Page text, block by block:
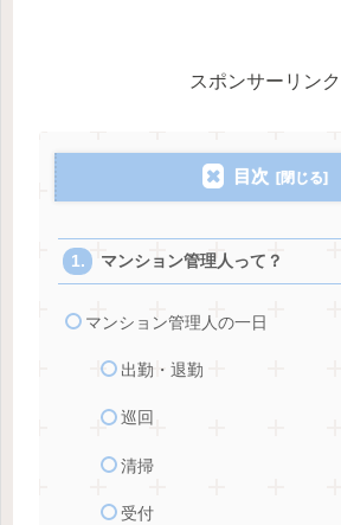
スポンサーリンク
目次
マンション管理人って？
マンション管理人の一日
出勤・退勤
巡回
清掃
受付